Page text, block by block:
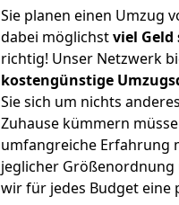
Sie planen einen Umzug
dabei möglichstviel Geld
richtig! Unser Netzwerk
kostengünstige
Sie sich um nichts
Zuhause kümmern
umfangreiche Erfahrung
jeglicher
wir für jedes Budget eine